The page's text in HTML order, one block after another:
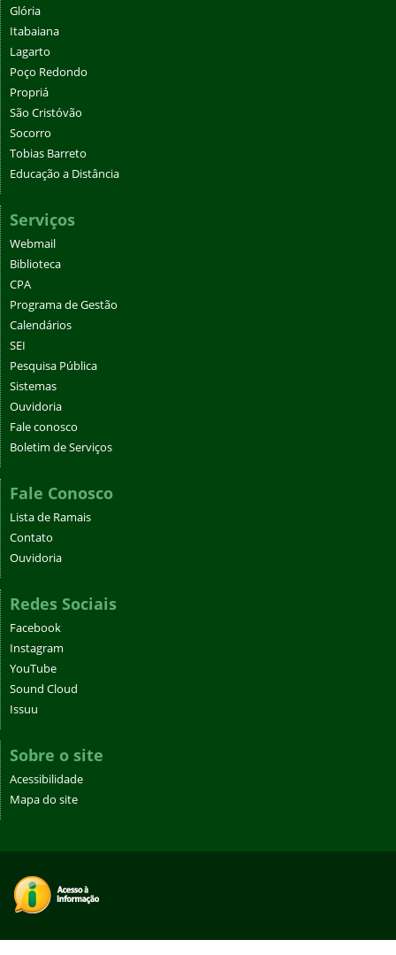
Glória
Itabaiana
Lagarto
Poço Redondo
Propriá
São Cristóvão
Socorro
Tobias Barreto
Educação a Distância
Serviços
Webmail
Biblioteca
CPA
Programa de Gestão
Calendários
SEI
Pesquisa Pública
Sistemas
Ouvidoria
Fale conosco
Boletim de Serviços
Fale Conosco
Lista de Ramais
Contato
Ouvidoria
Redes Sociais
Facebook
Instagram
YouTube
Sound Cloud
Issuu
Sobre o site
Acessibilidade
Mapa do site